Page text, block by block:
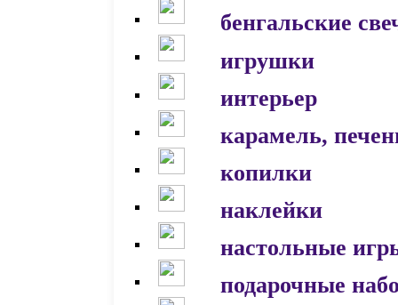
бенгальские
игрушки
интерьер
карамель,
копилки
наклейки
настольные
подарочные